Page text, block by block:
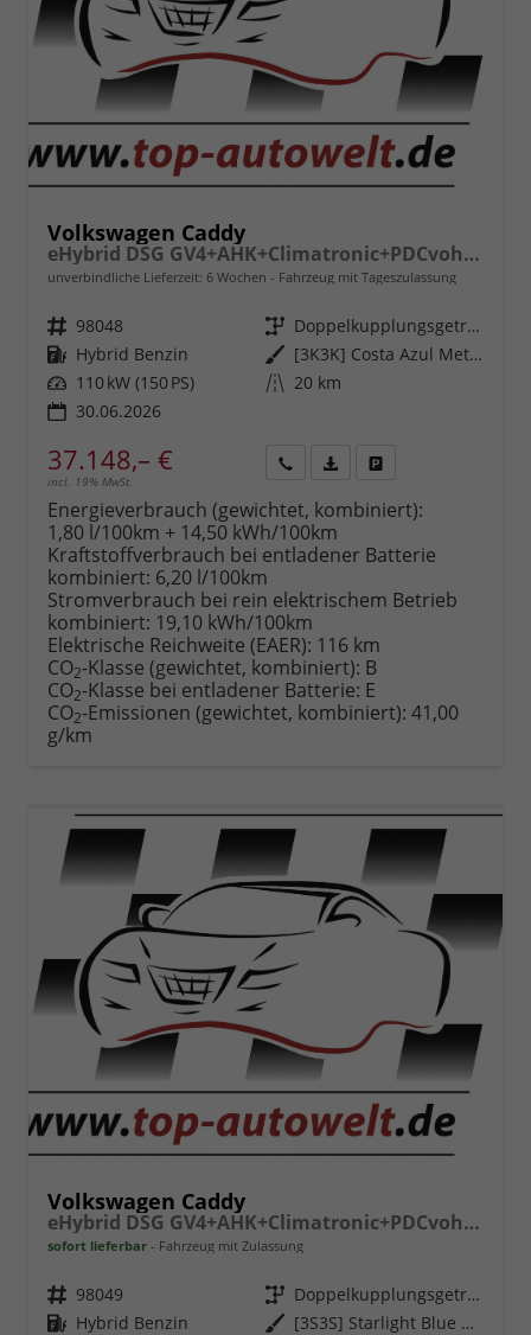
Volkswagen Caddy
eHybrid DSG GV4+AHK+Climatronic+PDCvohi+Cam+Regensens.+AppConnect
unverbindliche Lieferzeit: 6 Wochen Fahrzeug mit Tageszulassung
Fahrzeugnr. 98048 Getriebe
Doppelkupplungsgetriebe (DSG)
Kraftstoff Hybrid Benzin Außenfarbe
[3K3K] Costa Azul Metallic
Leistung 110 kW (150 PS) Kilometerstand 20 km
30.06.2026
37.148,– €
incl. 19% MwSt.
anfordernDatei,
Fahrzeugexposé
drucken
drucken,
parken
oder
vergleichen
Energieverbrauch (gewichtet, kombiniert):
1,80 l/100km + 14,50 kWh/100km
Kraftstoffverbrauch bei entladener Batterie
kombiniert: 6,20 l/100km
Stromverbrauch bei rein elektrischem Betrieb
kombiniert: 19,10 kWh/100km
Elektrische Reichweite (EAER): 116 km
CO2-Klasse (gewichtet, kombiniert): B
CO2-Klasse bei entladener Batterie: E
CO2-Emissionen (gewichtet, kombiniert): 41,00
g/km
Volkswagen Caddy
eHybrid DSG GV4+AHK+Climatronic+PDCvohi+Cam+Regensens.+AppConnect
sofort lieferbar Fahrzeug mit Zulassung
Fahrzeugnr. 98049 Getriebe
Doppelkupplungsgetriebe (DSG)
Kraftstoff Hybrid Benzin Außenfarbe
[3S3S] Starlight Blue Metallic